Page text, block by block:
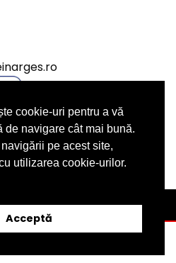
Toate drepturile rezervate
byXITE.ro
cookie-uri pentru a vă
de navigare cât mai bună.
pe acest site,
utilizarea cookie-urilor.
Acceptă